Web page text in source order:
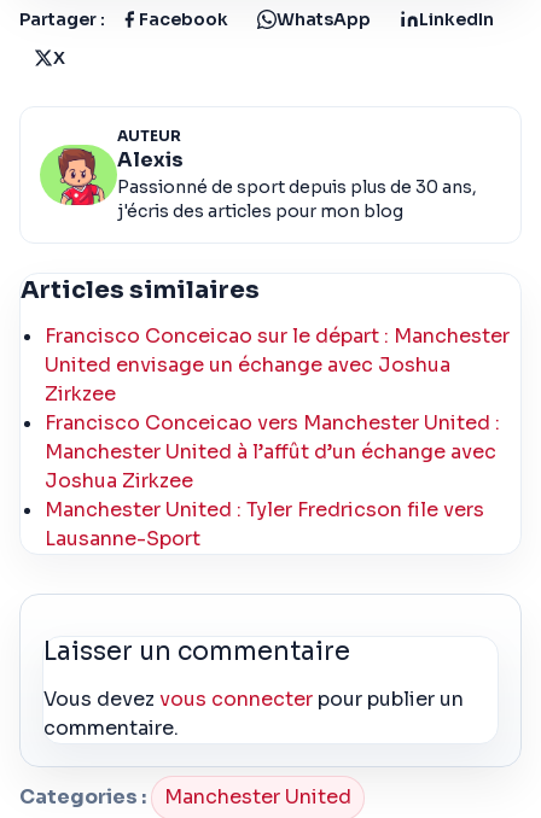
Partager : Facebook WhatsApp
LinkedIn
X
AUTEUR
Alexis
Passionné de sport depuis plus de 30 ans,
j'écris des articles pour mon blog
Articles similaires
Francisco Conceicao sur le départ : Manchester
United envisage un échange avec Joshua
Zirkzee
Francisco Conceicao vers Manchester United :
Manchester United à l’affût d’un échange avec
Joshua Zirkzee
Manchester United : Tyler Fredricson file vers
Lausanne-Sport
Laisser un commentaire
Vous devezvous connecter pour publier un
commentaire.
Categories : Manchester United